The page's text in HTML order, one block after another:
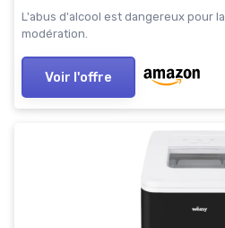
L'abus d'alcool est dangereux pour
modération.
Voir l'offre